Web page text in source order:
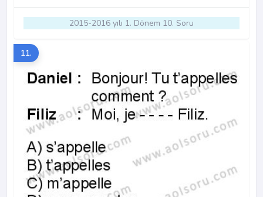
2015-2016 yılı 1. Dönem 10. Soru
11.